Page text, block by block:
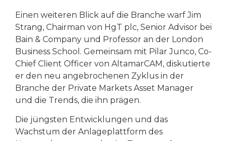
Einen weiteren Blick auf die Branche warf Jim
Strang, Chairman von HgT plc, Senior Advisor bei
Bain & Company und Professor an der London
Business School. Gemeinsam mit Pilar Junco, Co-
Chief Client Officer von AltamarCAM, diskutierte
er den neu angebrochenen Zyklus in der
Branche der Private Markets Asset Manager
und die Trends, die ihn prägen.
Die jüngsten Entwicklungen und das
Wachstum der Anlageplattform des